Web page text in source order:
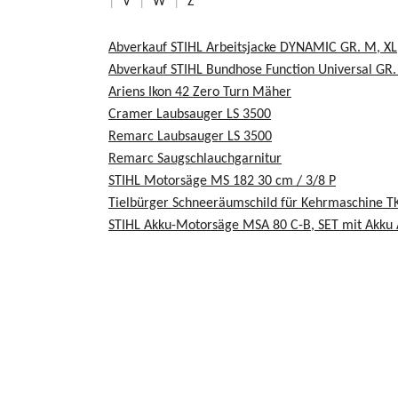
Abverkauf STIHL Arbeitsjacke DYNAMIC GR. M,
Abverkauf STIHL Bundhose Function Universal GR.
Ariens Ikon 42 Zero Turn Mäher
Cramer Laubsauger LS 3500
Remarc Laubsauger LS 3500
Remarc Saugschlauchgarnitur
STIHL Motorsäge MS 182 30 cm / 3/8 P
Tielbürger Schneeräumschild für Kehrmaschine
STIHL Akku-Motorsäge MSA 80 C-B, SET mit Akku